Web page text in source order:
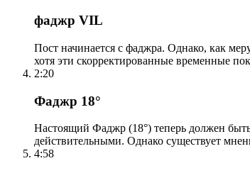
фаджр VIL
Пост начинается с фаджра. Однако, как
хотя эти скорректированные временные
2:20
Фаджр 18°
Настоящий Фаджр (18°) теперь должен
действительными. Однако существует
4:58